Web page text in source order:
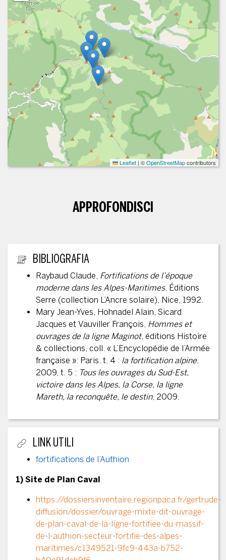
Leaflet | ©OpenStreetMapcontributors
APPROFONDISCI
ULTERIORI INFORMAZIONI
BIBLIOGRAFIA
Raybaud Claude, Fortifications de l’époque
moderne dans les Alpes-Maritimes, Éditions
Serre (collection L’Ancre solaire), Nice, 1992.
Mary Jean-Yves, Hohnadel Alain, Sicard
Jacques et Vauviller François, Hommes et
ouvrages de la ligne Maginot, éditions Histoire
& collections, coll. « L’Encyclopédie de l’Armée
française »: Paris. t. 4 : la fortification alpine,
2009, t. 5 : Tous les ouvrages du Sud-Est,
victoire dans les Alpes, la Corse, la ligne
Mareth, la reconquête, le destin, 2009.
LINK UTILI
fortifications de l’Authion
1) Site de Plan Caval
https://dossiersinventaire.regionpaca.fr/gertrude-
diffusion/dossier/ouvrage-mixte-dit-ouvrage-
de-plan-caval-de-la-ligne-fortifiee-du-massif-
de-l-authion-secteur-fortifie-des-alpes-
maritimes/c1349521-9fc9-443a-b752-